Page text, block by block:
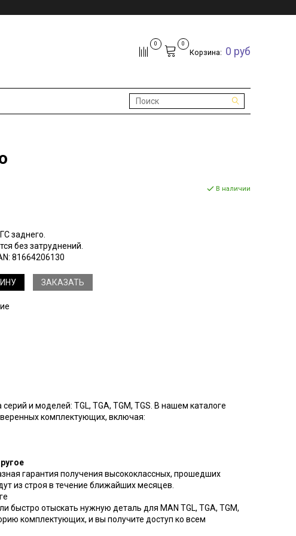
0 0
Корзина: 0 руб
В наличии
заднего.
без затруднений.
81664206130
ЗАКАЗАТЬ
и моделей: TGL, TGA, TGM, TGS. В нашем каталоге
комплектующих, включая:
гарантия получения высококлассных, прошедших
из строя в течение ближайших месяцев.
быстро отыскать нужную деталь для MAN TGL, TGA, TGM,
комплектующих, и вы получите доступ ко всем